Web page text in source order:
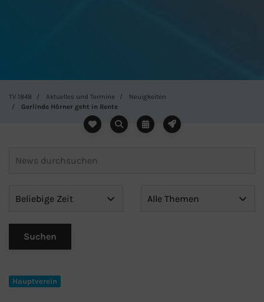
TV 1848 Aktuelles und Termine
Neuigkeiten
Gerlinde Hörner geht in Rente
Hauptverein